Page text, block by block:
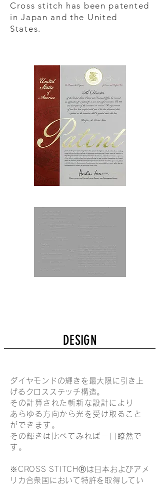
Cross stitch has been patented
in Japan and the United
States.
DESIGN
ダイヤモンドの輝きを最大限に引き上
げるクロスステッチ構造。
その計算された斬新な設計により
あらゆる方向から光を受け取ること
ができます。
その輝きは比べてみれば一目瞭然で
す。
​※CROSS STITCHⓇは日本およびアメ
リカ合衆国において特許を取得してい